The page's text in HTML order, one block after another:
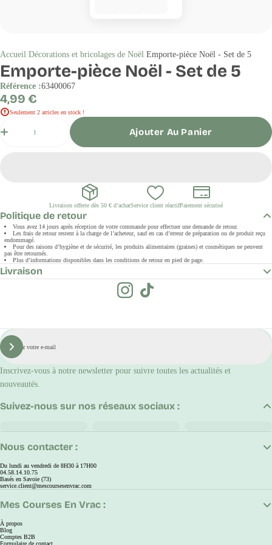
Accueil Décorations et bricolages de Noël Emporte-pièce Noël - Set de 5
Emporte-pièce Noël - Set de 5
Référence :63400067
Prix
régulier
4,99 €
Seulement 2 articles en stock !
Ajouter Au Panier
Livraison offerte dès 50 € d’achatService client réactifPaiement sécurisé
Politique de retour
Vous avez 14 jours après réception de votre commande pour effectuer une demande de retour.
Les frais de retour restent à la charge de l’acheteur, sauf en cas d’erreur de préparation ou de produit reçu
endommagé.
Pour des raisons d’hygiène et de sécurité, les produits alimentaires (graines) et cosmétiques ne peuvent
pas être retournés.
Plus d’informations disponibles dans les conditions de retour en pied de page.
Livraison
E-
mail
S'inscrire
Inscrivez-vous à notre newsletter pour suivre toutes les actualités et
nouveautés.
Nous contacter :
Du lundi au vendredi de 8H30 à 17H00
04.58.14.10.75
Basés en Savoie (73)
service.client@mescoursesenvrac.com
Mes Courses En Vrac :
À propos
Blog
Comptes B2B
Formulaire de contact
Suivez-nous sur nos réseaux sociaux :